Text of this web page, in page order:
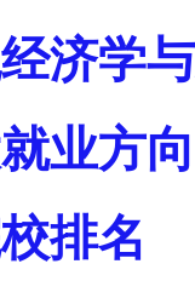
济学
业方
排名